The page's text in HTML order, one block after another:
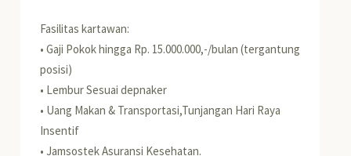
Fasilitas kartawan:
• Gaji Pokok hingga Rp. 15.000.000,-/bulan (tergantung
posisi)
• Lembur Sesuai depnaker
• Uang Makan & Transportasi,Tunjangan Hari Raya
Insentif
• Jamsostek Asuransi Kesehatan.